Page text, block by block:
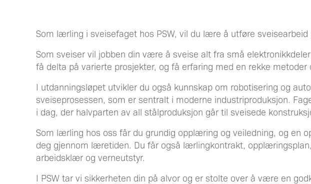
Som lærling i sveisefaget hos PSW, vil du lære å utføre
Som sveiser vil jobben din være å sveise alt fra små
få delta på varierte prosjekter, og få erfaring med en rekke metoder
I utdanningsløpet utvikler du også kunnskap om robotisering og
sveiseprosessen, som er sentralt i moderne industriproduksjon.
i dag, der halvparten av all stålproduksjon går til sveisede
Som lærling hos oss får du grundig opplæring og veiledning, og en
deg gjennom læretiden. Du får også lærlingkontrakt,
arbeidsklær og verneutstyr.
I PSW tar vi sikkerheten din på alvor og er stolte over å være en